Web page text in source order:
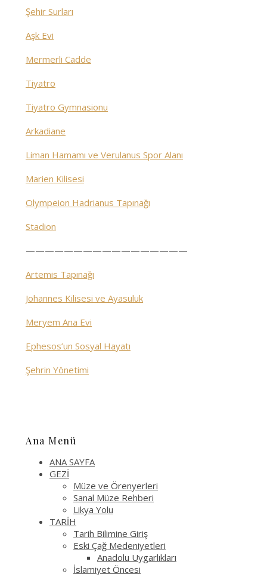
Şehir Surları
Aşk Evi
Mermerli Cadde
Tiyatro
Tiyatro Gymnasionu
Arkadiane
Liman Hamamı ve Verulanus Spor Alanı
Marien Kilisesi
Olympeion Hadrianus Tapınağı
Stadion
—————————————————
Artemis Tapınağı
Johannes Kilisesi ve Ayasuluk
Meryem Ana Evi
Ephesos’un Sosyal Hayatı
Şehrin Yönetimi
Ana Menü
ANA SAYFA
GEZİ
Müze ve Örenyerleri
Sanal Müze Rehberi
Likya Yolu
TARİH
Tarih Bilimine Giriş
Eski Çağ Medeniyetleri
Anadolu Uygarlıkları
İslamiyet Öncesi